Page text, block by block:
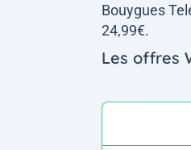
Bouygues
24,99€.
Les offres